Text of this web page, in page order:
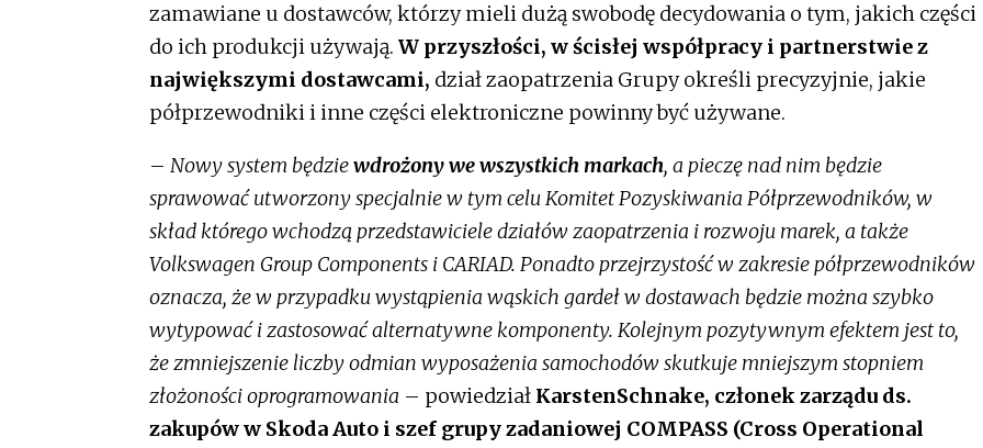
zamawiane u dostawców, którzy mieli dużą swobodę decydowania o tym, jakich części
do ich produkcji używają. W przyszłości, w ścisłej współpracy i partnerstwie z
największymi dostawcami, dział zaopatrzenia Grupy określi precyzyjnie, jakie
półprzewodniki i inne części elektroniczne powinny być używane.
– Nowy system będziewdrożony we wszystkich markach, a pieczę nad nim będzie
sprawować utworzony specjalnie w tym celu Komitet Pozyskiwania Półprzewodników, w
skład którego wchodzą przedstawiciele działów zaopatrzenia i rozwoju marek, a także
Volkswagen Group Components i CARIAD. Ponadto przejrzystość w zakresie półprzewodników
oznacza, że w przypadku wystąpienia wąskich gardeł w dostawach będzie można szybko
wytypować i zastosować alternatywne komponenty. Kolejnym pozytywnym efektem jest to,
że zmniejszenie liczby odmian wyposażenia samochodów skutkuje mniejszym stopniem
złożoności oprogramowania – powiedział KarstenSchnake, członek zarządu ds.
zakupów w Skoda Auto i szef grupy zadaniowej COMPASS (Cross Operational